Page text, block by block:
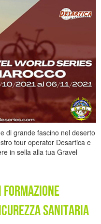
di grande fascino nel deserto
tour operator Desartica e
in sella alla tua Gravel
Sanitaria